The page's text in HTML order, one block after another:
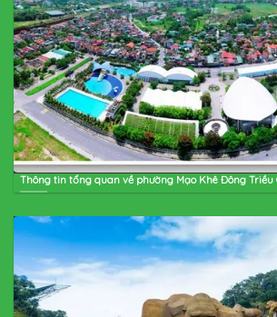
Thông tin tổng quan về phường Mạo Khê Đông Triều